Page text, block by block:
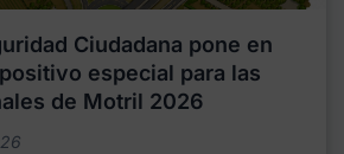
Ciudadana pone en
especial para las
de Motril 2026